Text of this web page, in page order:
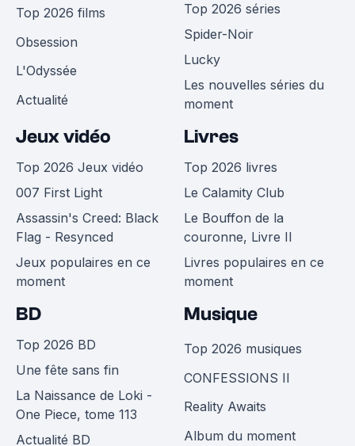
Top 2026 films
Obsession
L'Odyssée
Actualité
Top 2026 séries
Spider-Noir
Lucky
Les nouvelles séries du
moment
Jeux vidéo
Top 2026 Jeux vidéo
007 First Light
Assassin's Creed: Black
Flag - Resynced
Jeux populaires en ce
moment
Livres
Top 2026 livres
Le Calamity Club
Le Bouffon de la
couronne, Livre II
Livres populaires en ce
moment
BD
Top 2026 BD
Une fête sans fin
La Naissance de Loki -
One Piece, tome 113
Actualité BD
Musique
Top 2026 musiques
CONFESSIONS II
Reality Awaits
Album du moment